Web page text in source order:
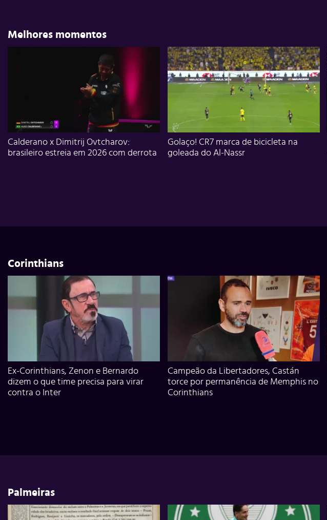
Melhores momentos
Calderano x Dimitrij Ovtcharov:
brasileiro estreia em 2026 com derrota
Golaço! CR7 marca de bicicleta na
goleada do Al-Nassr
Corinthians
Ex-Corinthians, Zenon e Bernardo
dizem o que time precisa para virar
contra o Inter
Campeão da Libertadores, Castán
torce por permanência de Memphis no
Corinthians
Palmeiras